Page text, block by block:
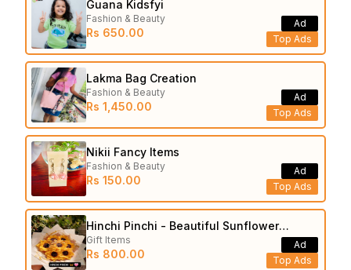
Guana Kidsfyi
Fashion & Beauty
Rs 650.00 Top Ads
Ad
Lakma Bag Creation
Fashion & Beauty
Rs 1,450.00 Top Ads
Ad
Nikii Fancy Items
Fashion & Beauty
Rs 150.00 Top Ads
Ad
Hinchi Pinchi - Beautiful Sunflower
Bouquets
Gift Items
Rs 800.00 Top Ads
Ad